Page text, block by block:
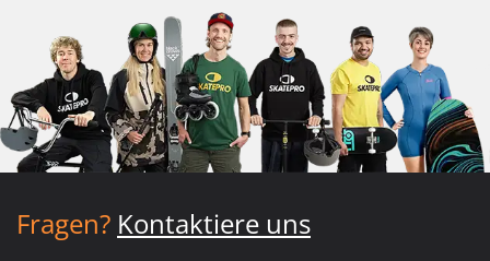
Fragen? Kontaktiere uns